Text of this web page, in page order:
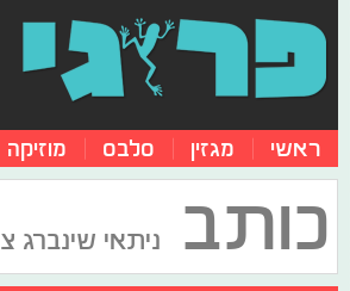
ראשי מגזין סלבס מוזיקה
כותב ניתאי שינברג